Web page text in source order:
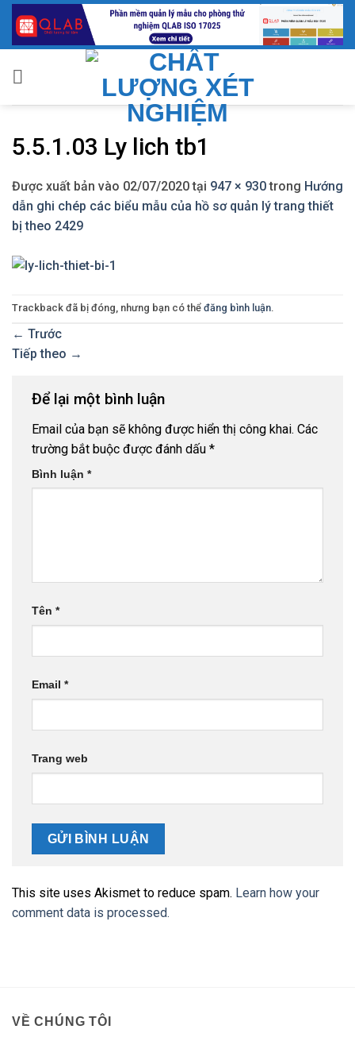
Bỏ
qua
nội
dung
5.5.1.03 Ly lich tb1
Được xuất bản vào 02/07/2020tại 947 × 930trong Hướng
dẫn ghi chép các biểu mẫu của hồ sơ quản lý trang thiết
bị theo 2429
Trackback đã bị đóng, nhưng bạn có thể đăng bình luận.
← Trước
Tiếp theo →
Để lại một bình luận
Email của bạn sẽ không được hiển thị công khai. Các
trường bắt buộc được đánh dấu *
Bình luận *
Tên *
Email *
Trang web
This site uses Akismet to reduce spam. Learn how your
comment data is processed.
VỀ CHÚNG TÔI